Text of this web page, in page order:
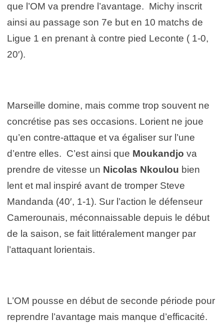
que l’OM va prendre l’avantage. Michy inscrit
ainsi au passage son 7e but en 10 matchs de
Ligue 1 en prenant à contre pied Leconte ( 1-0,
20′).
Marseille domine, mais comme trop souvent ne
concrétise pas ses occasions. Lorient ne joue
qu’en contre-attaque et va égaliser sur l’une
d’entre elles. C’est ainsi que Moukandjo va
prendre de vitesse un Nicolas Nkoulou bien
lent et mal inspiré avant de tromper Steve
Mandanda (40′, 1-1). Sur l’action le défenseur
Camerounais, méconnaissable depuis le début
de la saison, se fait littéralement manger par
l’attaquant lorientais.
L’OM pousse en début de seconde période pour
reprendre l’avantage mais manque d’efficacité.